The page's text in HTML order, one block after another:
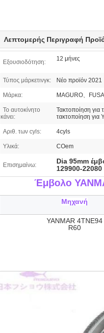
Λεπτομερής Περιγραφή
Εξουσιοδότηση: 12 μήνες
Τύπος μάρκετινγκ: Νέο προϊόν 2021
Μάρκα: MAGURO、
Το αυτοκίνητο
κάνει:
Τακτοποίηση για
τακτοποίηση για
Αριθ. των cyls: 4cyls
Υλικά: COem
Επισημαίνω: Dia 95mm
129900-
Έμβολο
Μηχανή
YANMAR 4TNE94
R60